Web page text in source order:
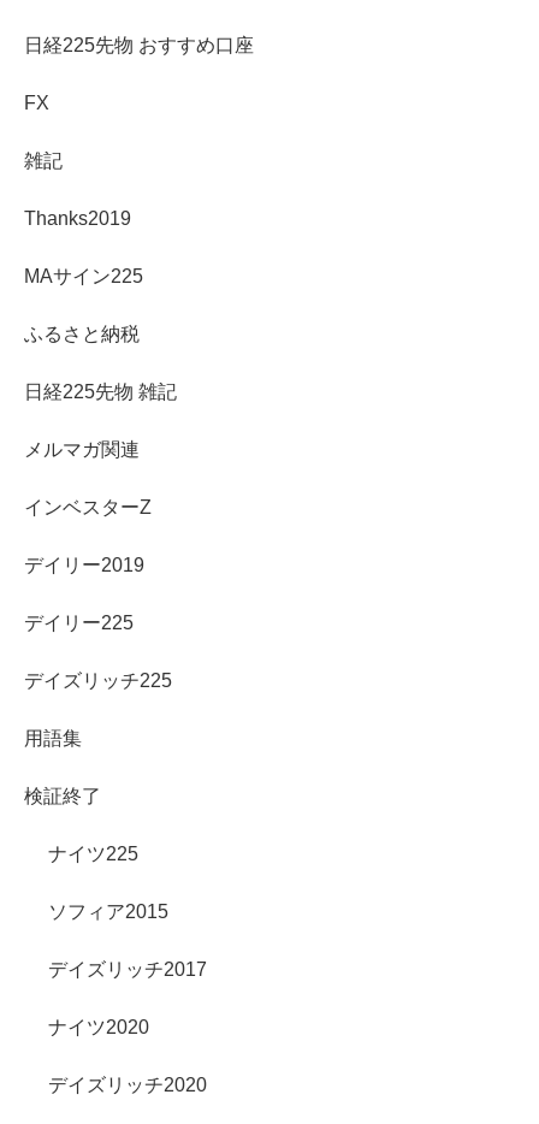
日経225先物 おすすめ口座
FX
雑記
Thanks2019
MAサイン225
ふるさと納税
日経225先物 雑記
メルマガ関連
インベスターZ
デイリー2019
デイリー225
デイズリッチ225
用語集
検証終了
ナイツ225
ソフィア2015
デイズリッチ2017
ナイツ2020
デイズリッチ2020